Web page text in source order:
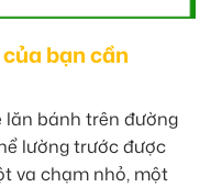
bạn cần
lăn bánh trên đường
lường trước được
va chạm nhỏ, một